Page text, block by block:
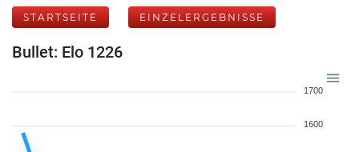
STARTSEITE EINZELERGEBNISSE
Bullet: Elo 1226
1700
1600